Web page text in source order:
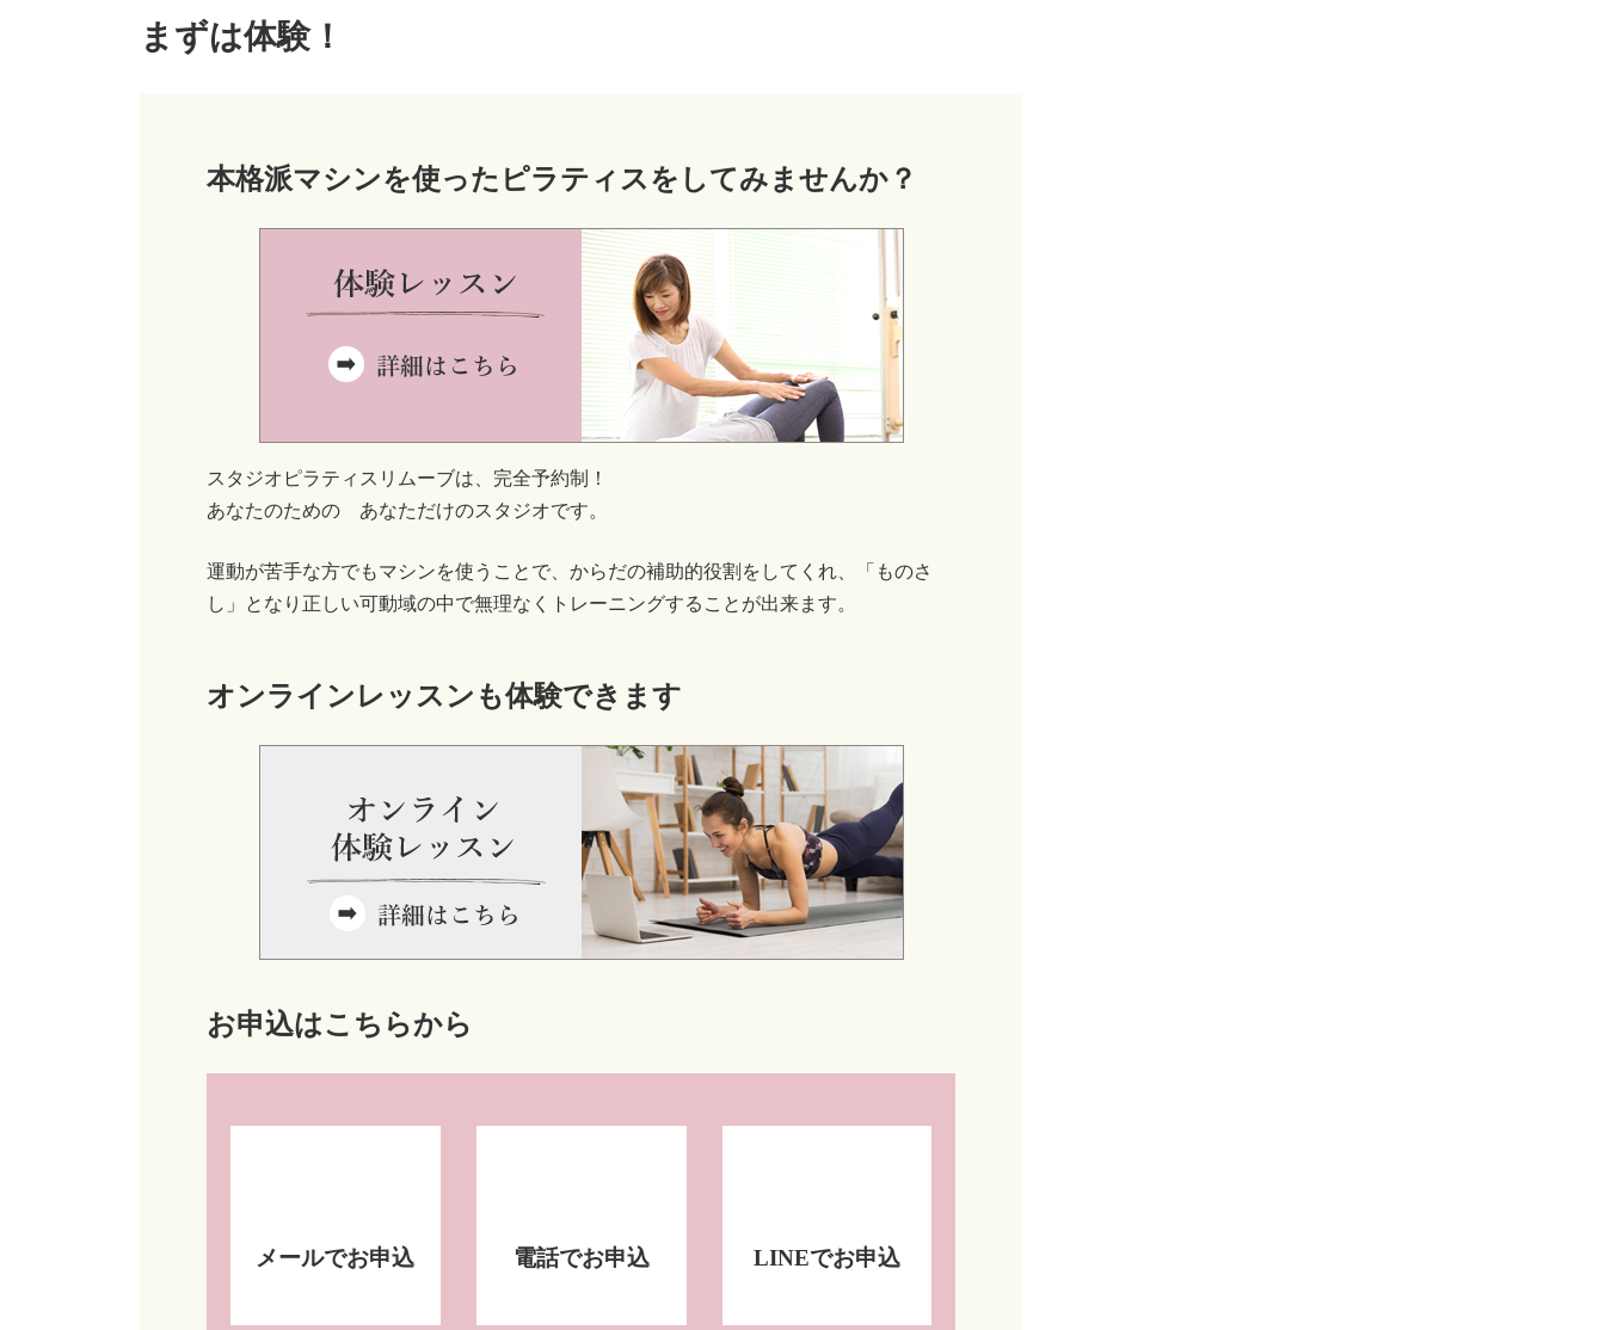
まずは体験！
本格派マシンを使ったピラティスをしてみませんか？
スタジオピラティスリムーブは、完全予約制！
あなたのための あなただけのスタジオです。
運動が苦手な方でもマシンを使うことで、からだの補助的役割をしてくれ、「ものさ
し」となり正しい可動域の中で無理なくトレーニングすることが出来ます。
オンラインレッスンも体験できます
お申込はこちらから
メールでお申込 電話でお申込 LINEでお申込